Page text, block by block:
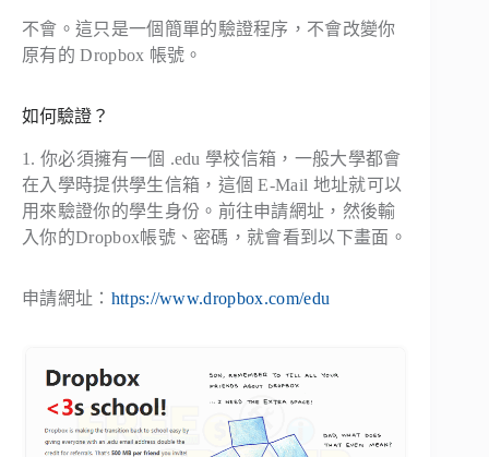
不會。這只是一個簡單的驗證程序，不會改變你
原有的 Dropbox 帳號。
如何驗證？
1. 你必須擁有一個 .edu 學校信箱，一般大學都會
在入學時提供學生信箱，這個 E-Mail 地址就可以
用來驗證你的學生身份。前往申請網址，然後輸
入你的Dropbox帳號、密碼，就會看到以下畫面。
申請網址： https://www.dropbox.com/edu